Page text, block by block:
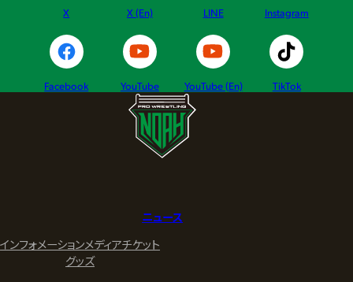
X X (En) LINE Instagram
Facebook YouTube YouTube (En) TikTok
ニュース
インフォメーションメディアチケット
グッズ